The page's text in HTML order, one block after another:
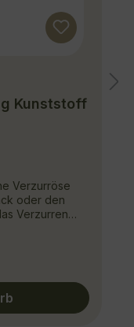
Kunststoff
Verzurröse
oder den
Verzurren
zu verwenden.